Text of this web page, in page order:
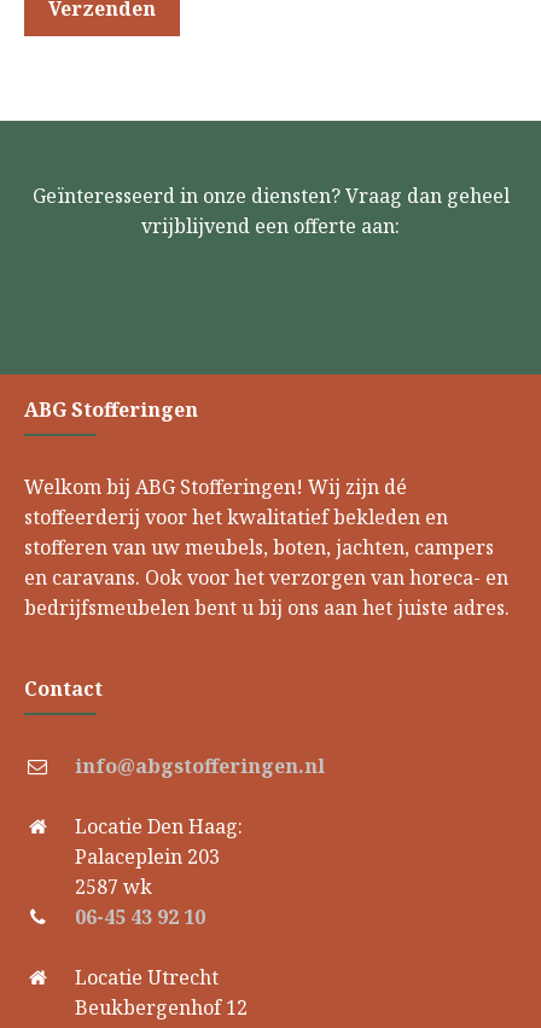
Geïnteresseerd in onze diensten? Vraag dan geheel
vrijblijvend een offerte aan:
ABG Stofferingen
Welkom bij ABG Stofferingen! Wij zijn dé
stoffeerderij voor het kwalitatief bekleden en
stofferen van uw meubels, boten, jachten, campers
en caravans. Ook voor het verzorgen van horeca- en
bedrijfsmeubelen bent u bij ons aan het juiste adres.
Contact
info@abgstofferingen.nl
Locatie Den Haag:
Palaceplein 203
2587 wk
06-45 43 92 10
Locatie Utrecht
Beukbergenhof 12